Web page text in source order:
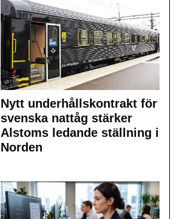
Nytt underhållskontrakt för
svenska nattåg stärker
Alstoms ledande ställning i
Norden